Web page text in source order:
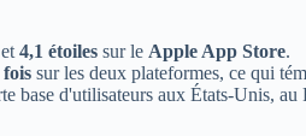
et 4,1 étoiles sur le Apple App Store.
sur les deux plateformes, ce qui
base d'utilisateurs aux États-Unis,